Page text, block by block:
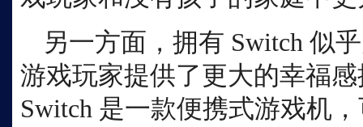
另一方面，拥有 Switch 似
游戏玩家提供了更大的幸福
Switch 是一款便携式游戏机